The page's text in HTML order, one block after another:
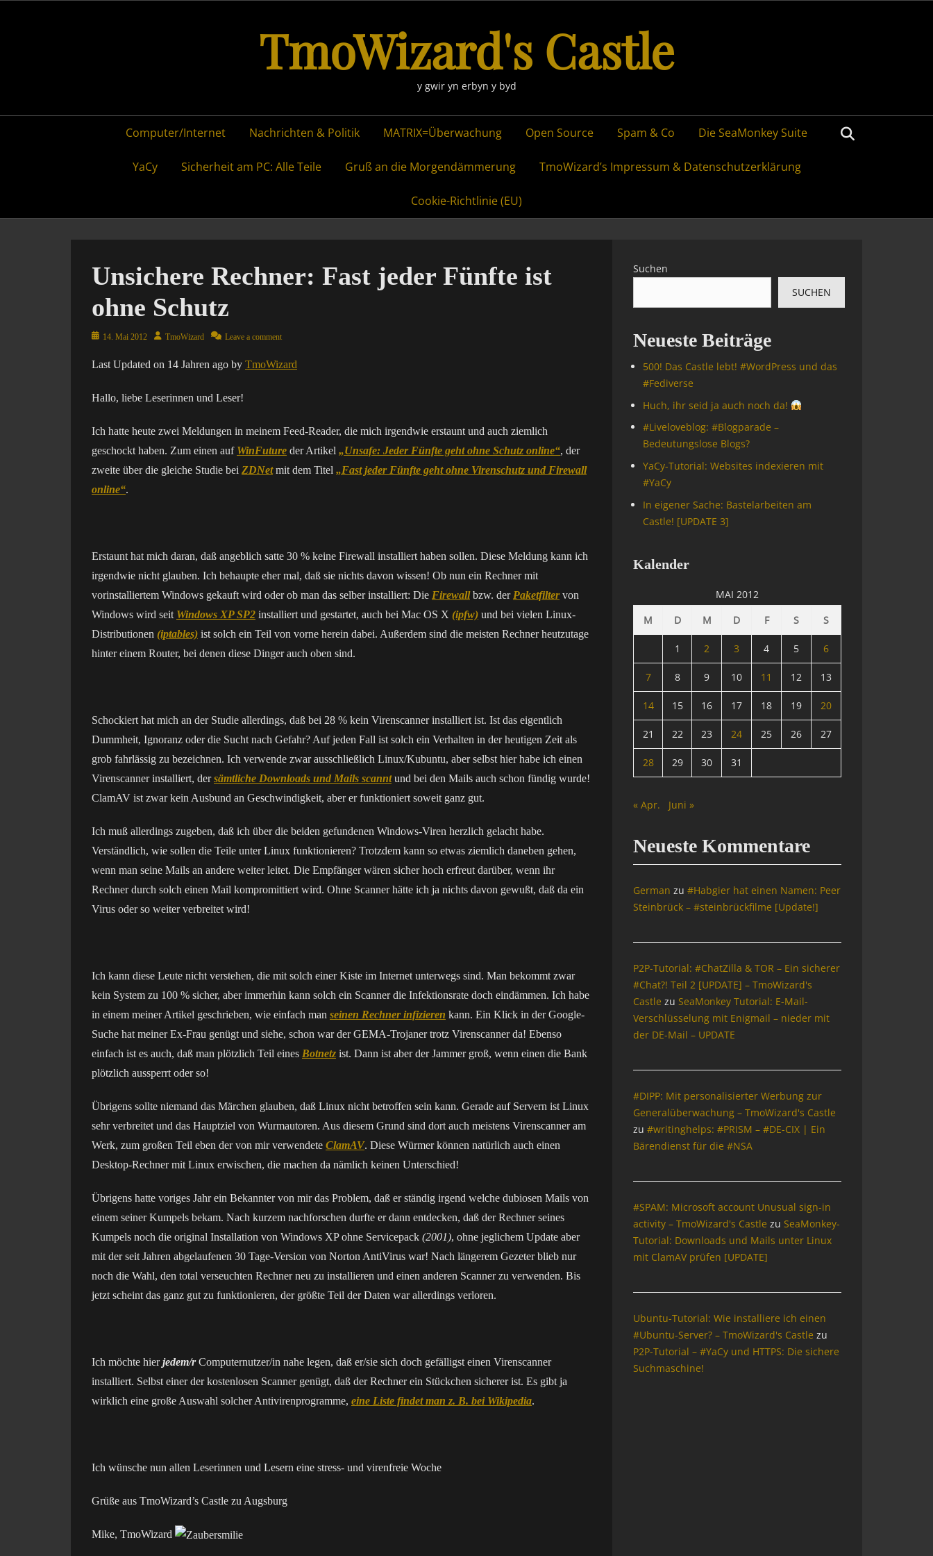
TmoWizard's Castle
y gwir yn erbyn y byd
PrimaryComputer/Internet Nachrichten & Politik MATRIX=Überwachung Open Source Spam & Co Die SeaMonkey Suite
YaCy Sicherheit am PC: Alle Teile Gruß an die Morgendämmerung TmoWizard’s Impressum & Datenschutzerklärung
Cookie-Richtlinie (EU)
Unsichere Rechner: Fast jeder Fünfte ist
ohne Schutz
Posted14. Mai 2012 AuthorTmoWizard Leave a comment
Last Updated on 14 Jahren ago by TmoWizard
Hallo, liebe Leserinnen und Leser!
Ich hatte heute zwei Meldungen in meinem Feed-Reader, die mich irgendwie erstaunt und auch ziemlich
geschockt haben. Zum einen auf WinFuture der Artikel „Unsafe: Jeder Fünfte geht ohne Schutz online“, der
zweite über die gleiche Studie bei ZDNetmit dem Titel „Fast jeder Fünfte geht ohne Virenschutz und Firewall
online“.
Erstaunt hat mich daran, daß angeblich satte 30 % keine Firewall installiert haben sollen. Diese Meldung kann ich
irgendwie nicht glauben. Ich behaupte eher mal, daß sie nichts davon wissen! Ob nun ein Rechner mit
vorinstalliertem Windows gekauft wird oder ob man das selber installiert: Die Firewallbzw. der Paketfiltervon
Windows wird seit Windows XP SP2 installiert und gestartet, auch bei Mac OS X (ipfw) und bei vielen Linux-
Distributionen (iptables) ist solch ein Teil von vorne herein dabei. Außerdem sind die meisten Rechner heutzutage
hinter einem Router, bei denen diese Dinger auch oben sind.
Schockiert hat mich an der Studie allerdings, daß bei 28 % kein Virenscanner installiert ist. Ist das eigentlich
Dummheit, Ignoranz oder die Sucht nach Gefahr? Auf jeden Fall ist solch ein Verhalten in der heutigen Zeit als
grob fahrlässig zu bezeichnen. Ich verwende zwar ausschließlich Linux/Kubuntu, aber selbst hier habe ich einen
Virenscanner installiert, dersämtliche Downloads und Mails scanntund bei den Mails auch schon fündig wurde!
ClamAV ist zwar kein Ausbund an Geschwindigkeit, aber er funktioniert soweit ganz gut.
Ich muß allerdings zugeben, daß ich über die beiden gefundenen Windows-Viren herzlich gelacht habe.
Verständlich, wie sollen die Teile unter Linux funktionieren? Trotzdem kann so etwas ziemlich daneben gehen,
wenn man seine Mails an andere weiter leitet. Die Empfänger wären sicher hoch erfreut darüber, wenn ihr
Rechner durch solch einen Mail kompromittiert wird. Ohne Scanner hätte ich ja nichts davon gewußt, daß da ein
Virus oder so weiter verbreitet wird!
Ich kann diese Leute nicht verstehen, die mit solch einer Kiste im Internet unterwegs sind. Man bekommt zwar
kein System zu 100 % sicher, aber immerhin kann solch ein Scanner die Infektionsrate doch eindämmen. Ich habe
in einem meiner Artikel geschrieben, wie einfach man seinen Rechner infizieren kann. Ein Klick in der Google-
Suche hat meiner Ex-Frau genügt und siehe, schon war der GEMA-Trojaner trotz Virenscanner da! Ebenso
einfach ist es auch, daß man plötzlich Teil eines Botnetz ist. Dann ist aber der Jammer groß, wenn einen die Bank
plötzlich aussperrt oder so!
Übrigens sollte niemand das Märchen glauben, daß Linux nicht betroffen sein kann. Gerade auf Servern ist Linux
sehr verbreitet und das Hauptziel von Wurmautoren. Aus diesem Grund sind dort auch meistens Virenscanner am
Werk, zum großen Teil eben der von mir verwendete ClamAV. Diese Würmer können natürlich auch einen
Desktop-Rechner mit Linux erwischen, die machen da nämlich keinen Unterschied!
Übrigens hatte voriges Jahr ein Bekannter von mir das Problem, daß er ständig irgend welche dubiosen Mails von
einem seiner Kumpels bekam. Nach kurzem nachforschen durfte er dann entdecken, daß der Rechner seines
Kumpels noch die original Installation von Windows XP ohne Servicepack (2001), ohne jeglichem Update aber
mit der seit Jahren abgelaufenen 30 Tage-Version von Norton AntiVirus war! Nach längerem Gezeter blieb nur
noch die Wahl, den total verseuchten Rechner neu zu installieren und einen anderen Scanner zu verwenden. Bis
jetzt scheint das ganz gut zu funktionieren, der größte Teil der Daten war allerdings verloren.
Ich möchte hierjedem/rComputernutzer/in nahe legen, daß er/sie sich doch gefälligst einen Virenscanner
installiert. Selbst einer der kostenlosen Scanner genügt, daß der Rechner ein Stückchen sicherer ist. Es gibt ja
wirklich eine große Auswahl solcher Antivirenprogramme, eine Liste findet man z. B. bei Wikipedia.
Ich wünsche nun allen Leserinnen und Lesern eine stress- und virenfreie Woche
Grüße aus TmoWizard’s Castle zu Augsburg
Mike, TmoWizard
Suchen
SUCHEN
Neueste Beiträge
500! Das Castle lebt! #WordPress und das
#Fediverse
Huch, ihr seid ja auch noch da!
#Livelove­blog: #Blogparade –
Bedeutungslose Blogs?
YaCy-Tutorial: Websites indexieren mit
#YaCy
In eigener Sache: Bastelarbeiten am
Castle! [UPDATE 3]
Kalender
MAI 2012
M
D M D F S S
1 2 3 4 5 6
7 8 9 10 11 12 13
14 15 16 17 18 19 20
21 22 23 24 25 26 27
28 29 30 31
« Apr. Juni »
Neueste Kommentare
German zu #Habgier hat einen Namen: Peer
Steinbrück – #steinbrückfilme [Update!]
P2P-Tutorial: #ChatZilla & TOR – Ein sicherer
#Chat?! Teil 2 [UPDATE] – TmoWizard's
Castle zu SeaMonkey Tutorial: E-Mail-
Verschlüsselung mit Enigmail – nieder mit
der DE-Mail – UPDATE
#DIPP: Mit personalisierter Werbung zur
Generalüberwachung – TmoWizard's Castle
zu #writinghelps: #PRISM – #DE-CIX | Ein
Bärendienst für die #NSA
#SPAM: Microsoft account Unusual sign-in
activity – TmoWizard's Castle zu SeaMonkey-
Tutorial: Downloads und Mails unter Linux
mit ClamAV prüfen [UPDATE]
Ubuntu-Tutorial: Wie installiere ich einen
#Ubuntu-Server? – TmoWizard's Castle zu
P2P-Tutorial – #YaCy und HTTPS: Die sichere
Suchmaschine!